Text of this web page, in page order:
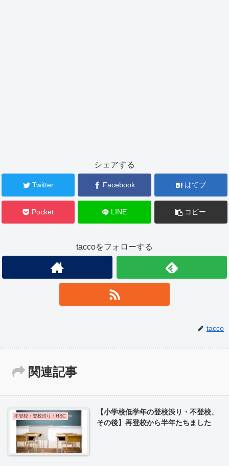
シェアする
Twitter Facebook はてブ
Pocket LINE コピー
taccoをフォローする
tacco
関連記事
不登校・登校渋り・HSC
【小学校低学年の登校渋り・不登校、
その後】再登校から半年たちました